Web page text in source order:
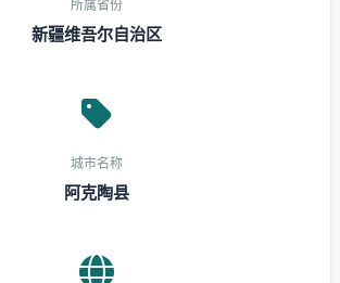
所属省份
新疆维吾尔自治区
城市名称
阿克陶县